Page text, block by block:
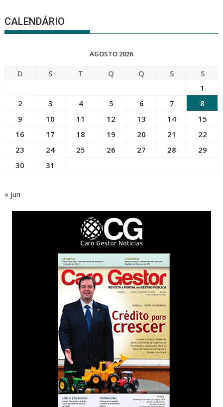
CALENDÁRIO
AGOSTO 2026
D S T Q Q S
S
1
2
3 4 5 6 7
8
9
10 11 12 13 14
15
16
17 18 19 20 21
22
23
24 25 26 27 28
29
30
31
« jun